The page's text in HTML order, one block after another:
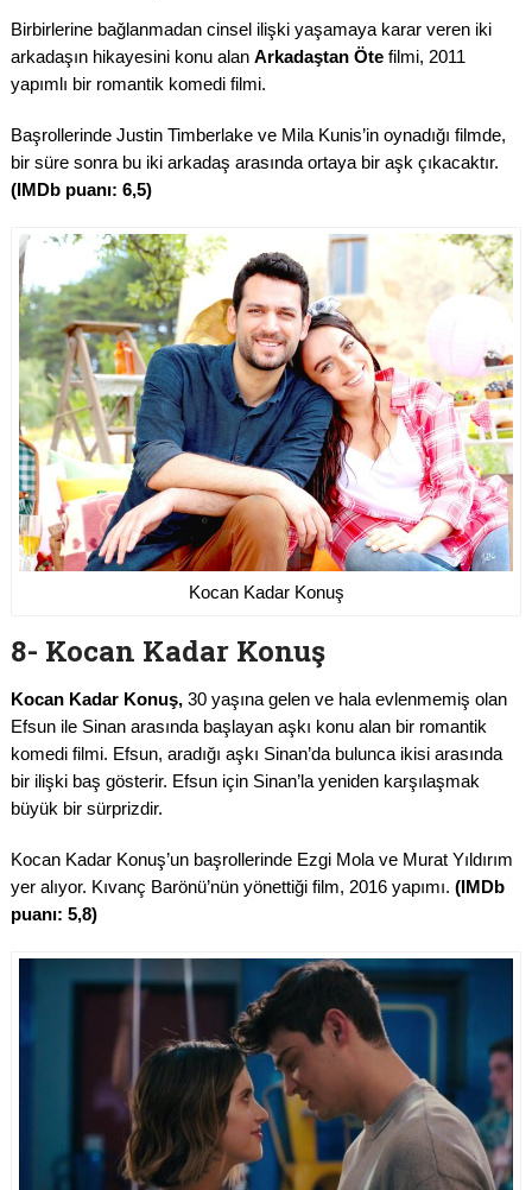
Birbirlerine bağlanmadan cinsel ilişki yaşamaya karar veren iki
arkadaşın hikayesini konu alan Arkadaştan Ötefilmi, 2011
yapımlı bir romantik komedi filmi.
Başrollerinde Justin Timberlake ve Mila Kunis’in oynadığı filmde,
bir süre sonra bu iki arkadaş arasında ortaya bir aşk çıkacaktır.
(IMDb puanı: 6,5)
Kocan Kadar Konuş
8- Kocan Kadar Konuş
Kocan Kadar Konuş, 30 yaşına gelen ve hala evlenmemiş olan
Efsun ile Sinan arasında başlayan aşkı konu alan bir romantik
komedi filmi. Efsun, aradığı aşkı Sinan’da bulunca ikisi arasında
bir ilişki baş gösterir. Efsun için Sinan’la yeniden karşılaşmak
büyük bir sürprizdir.
Kocan Kadar Konuş’un başrollerinde Ezgi Mola ve Murat Yıldırım
yer alıyor. Kıvanç Barönü’nün yönettiği film, 2016 yapımı. (IMDb
puanı: 5,8)